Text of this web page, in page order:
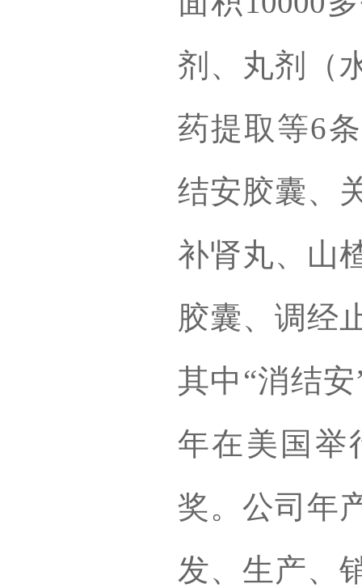
剂、丸剂（
药提取等6
结安胶囊、
补肾丸、山
胶囊、调经
其中“消结
年在美国举
奖。公司年
发、生产、